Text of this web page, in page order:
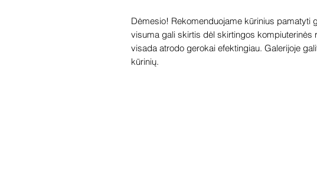
Dėmesio! Rekomenduojame kūrinius pamatyti
visuma gali skirtis dėl skirtingos kompiuterinės
visada atrodo gerokai efektingiau. Galerijoje
kūrinių.